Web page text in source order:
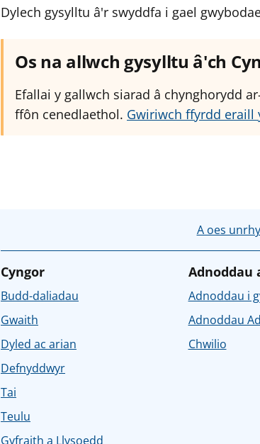
Dylech gysylltu â'r swyddfa i gael
Os na allwch gysylltu â'ch
Efallai y gallwch siarad â chynghorydd
ffôn cenedlaethol. Gwiriwch ffyrdd eraill
A oes
Cyngor
Budd-daliadau
Gwaith
Dyled ac arian
Defnyddwyr
Tai
Teulu
Gyfraith a Llysoedd
Adnoddau
Adnoddau i
Adnoddau
Chwilio